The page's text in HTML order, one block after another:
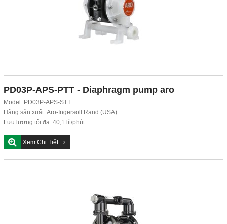
PD03P-APS-PTT - Diaphragm pump aro
Model: PD03P-APS-STT
Hãng sản xuất: Aro-Ingersoll Rand (USA)
Lưu lượng tối đa: 40,1 lít/phút
Xem Chi Tiết